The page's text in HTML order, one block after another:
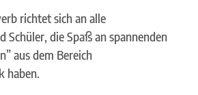
richtet sich an alle
Schüler, die Spaß an spannenden
aus dem Bereich
haben.